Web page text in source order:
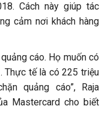
Cách này giúp tác
cảm nơi khách hàng
cáo. Họ muốn có
Thực tế là có 225 triệu
quảng cáo”, Raja
Mastercard cho biết